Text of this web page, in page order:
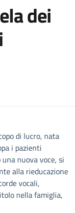
dei
di lucro, nata
i pazienti
nuova voce, si
alla rieducazione
vocali,
nella famiglia,